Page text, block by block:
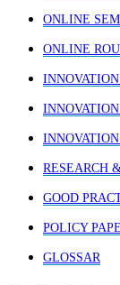
ONLINE
ONLINE
RESEARCH
GOOD
POLICY
GLOSSAR